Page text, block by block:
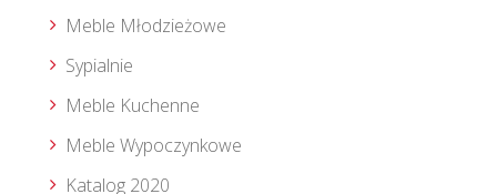
Meble Młodzieżowe
Sypialnie
Meble Kuchenne
Meble Wypoczynkowe
Katalog 2020